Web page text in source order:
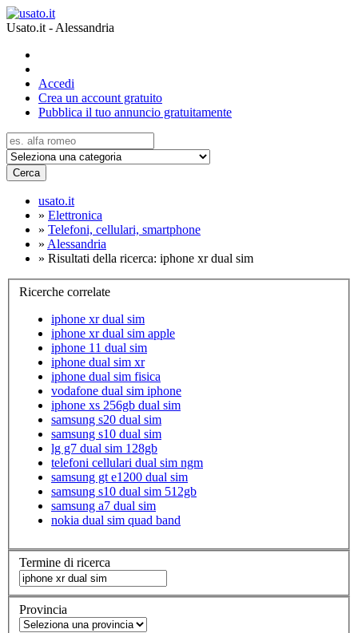
Usato.it - Alessandria
Accedi
Crea un account gratuito
Pubblica il tuo annuncio gratuitamente
Cerca
usato.it
» Elettronica
» Telefoni, cellulari, smartphone
» Alessandria
» Risultati della ricerca: iphone xr dual sim
Ricerche correlate
iphone xr dual sim
iphone xr dual sim apple
iphone 11 dual sim
iphone dual sim xr
iphone dual sim fisica
vodafone dual sim iphone
iphone xs 256gb dual sim
samsung s20 dual sim
samsung s10 dual sim
lg g7 dual sim 128gb
telefoni cellulari dual sim ngm
samsung gt e1200 dual sim
samsung s10 dual sim 512gb
samsung a7 dual sim
nokia dual sim quad band
Termine di ricerca
Provincia